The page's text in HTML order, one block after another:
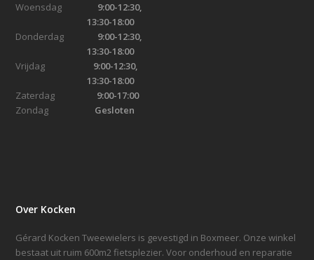
Woensdag
9:00-12:30,
13:30-18:00
Donderdag 9:00-12:30,
13:30-18:00
Vrijdag 9:00-12:30,
13:30-18:00
Zaterdag 9:00-17:00
Zondag Gesloten
Over Kocken
Gérard Kocken Tweewielers is gevestigd in Boxmeer. Onze winkel
bestaat uit ruim 600m2 fietsplezier. Voor onderhoud en reparatie